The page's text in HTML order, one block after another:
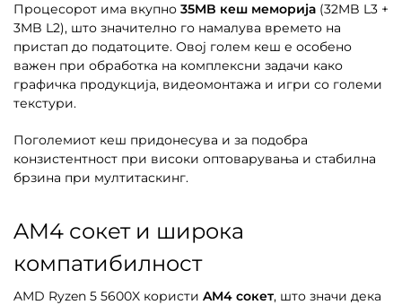
Процесорот има вкупно 35MB кеш меморија (32MB L3 +
3MB L2), што значително го намалува времето на
пристап до податоците. Овој голем кеш е особено
важен при обработка на комплексни задачи како
графичка продукција, видеомонтажа и игри со големи
текстури.
Поголемиот кеш придонесува и за подобра
конзистентност при високи оптоварувања и стабилна
брзина при мултитаскинг.
AM4 сокет и широка
компатибилност
AMD Ryzen 5 5600X користи AM4 сокет, што значи дека